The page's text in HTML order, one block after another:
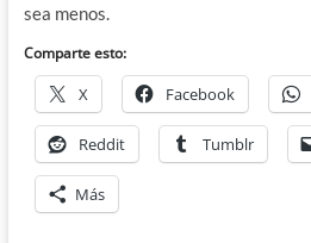
sea menos.
Comparte esto:
X Facebook
Reddit Tumblr
Más